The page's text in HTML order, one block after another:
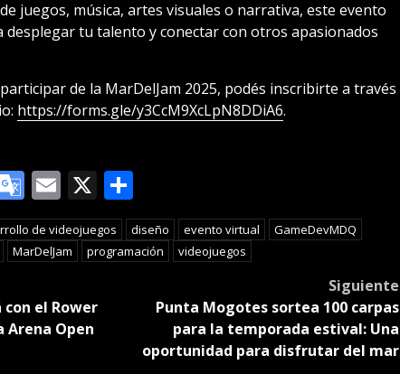
juegos, música, artes visuales o narrativa, este evento
desplegar tu talento y conectar con otros apasionados
de la MarDelJam 2025, podés inscribirte a través
https://forms.gle/y3CcM9XcLpN8DDiA6.
Google
Translate
Email
X Compartir
de videojuegos diseño evento virtual
GameDevMDQ
MarDelJam programación videojuegos
el Rower
Open
Siguiente
Punta Mogotes sortea 100 carpas
para la temporada estival: Una
oportunidad para disfrutar del mar